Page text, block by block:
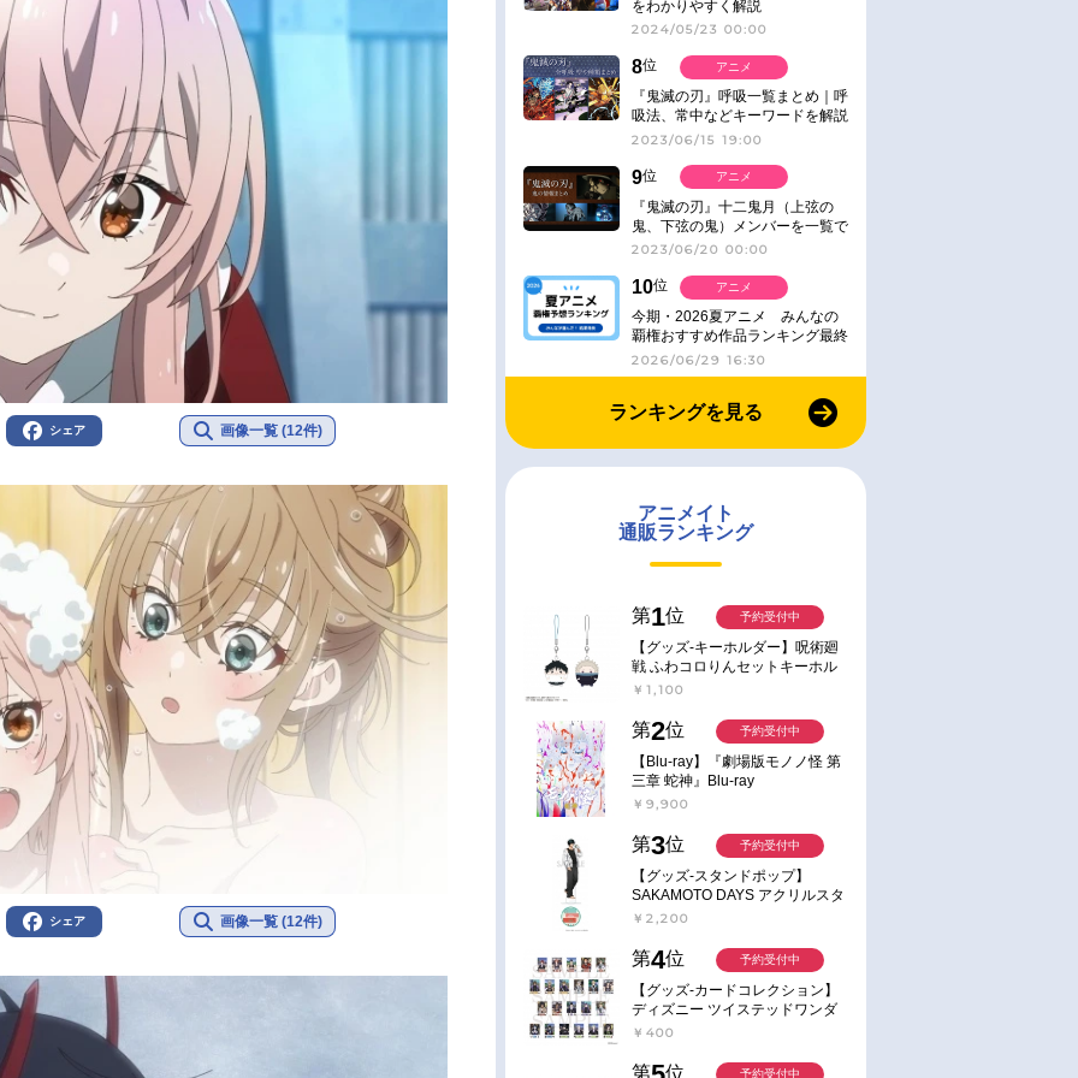
シェア 画像一覧 (12件)
シェア 画像一覧 (12件)
をわかりやすく解説
2024/05/23 00:00
8位
『鬼滅の刃』呼吸一覧まとめ｜呼
吸法、常中などキーワードを解説
2023/06/15 19:00
アニメ
9位
『鬼滅の刃』十二鬼月（上弦の
鬼、下弦の鬼）メンバーを一覧で
紹介＆解説（登場鬼の情報まと
2023/06/20 00:00
アニメ
10位
今期・2026夏アニメ みんなの
覇権おすすめ作品ランキング最終
結果発表！
2026/06/29 16:30
アニメ
ランキングを見る
アニメイト
通販ランキング
第1位
【グッズ-キーホルダー】呪術廻
戦 ふわコロりんセットキーホル
ダー【アニメイト特典付】
￥1,100
予約受付中
第2位
【Blu-ray】『劇場版モノノ怪 第
三章 蛇神』Blu-ray
￥9,900
予約受付中
第3位
【グッズ-スタンドポップ】
SAKAMOTO DAYS アクリルスタ
ンド～Sunny Afternoon～ 4.南雲
￥2,200
予約受付中
第4位
【グッズ-カードコレクション】
ディズニー ツイステッドワンダ
ーランド ランダムカードコレク
￥400
予約受付中
第 位 予約受付中